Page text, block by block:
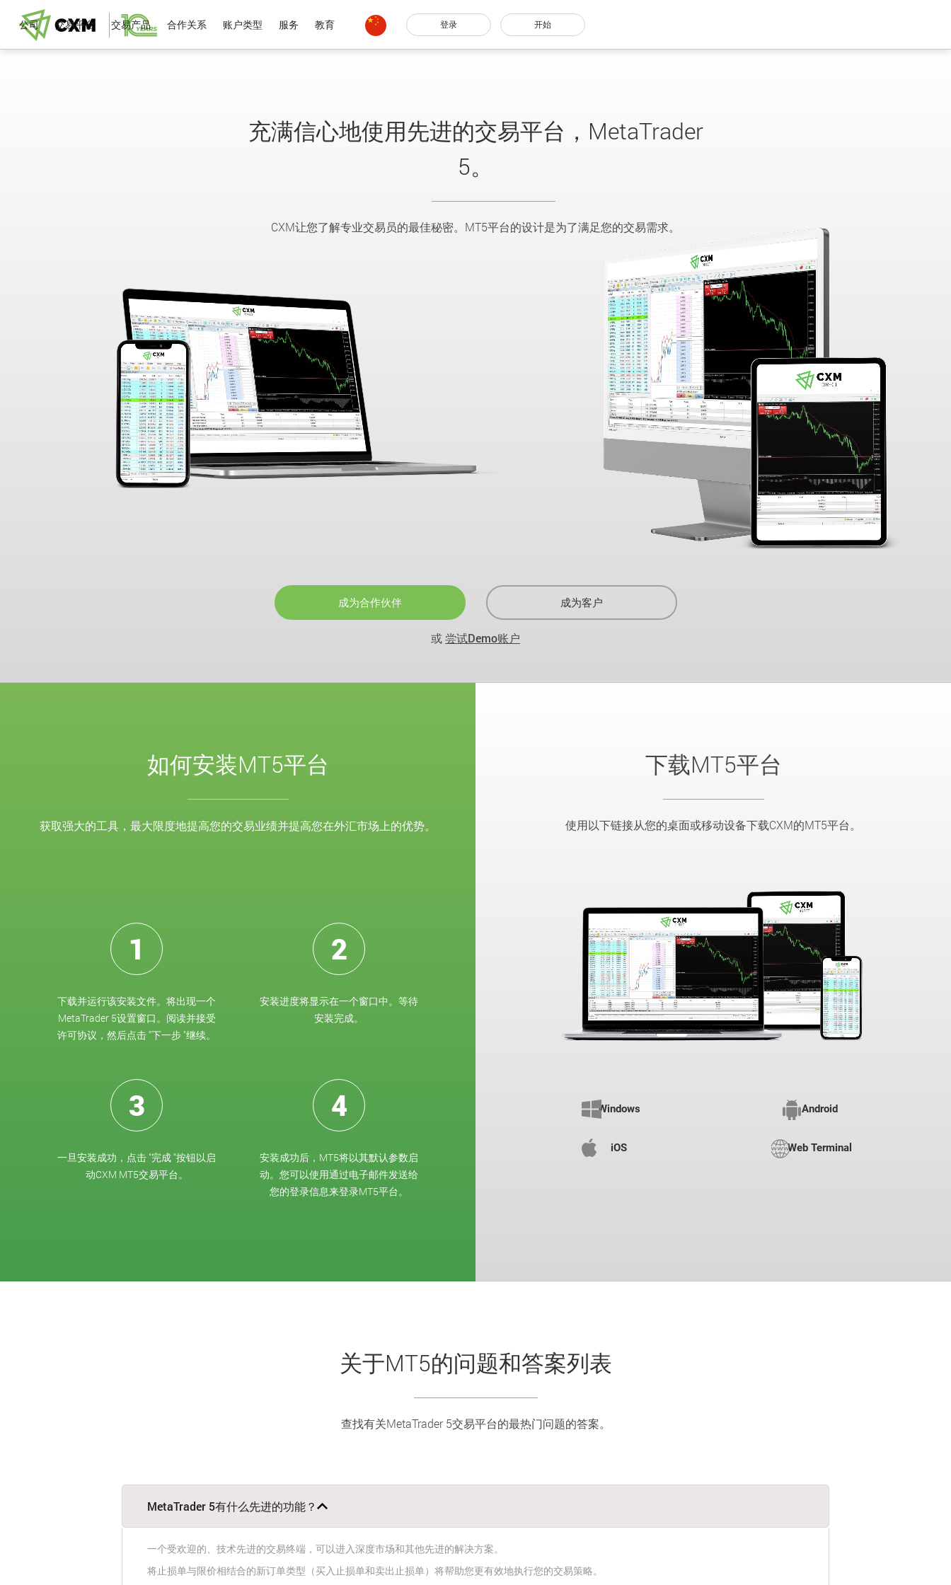
公司 交易平台 交易产品 合作关系 账户类型 服务 教育 登录 开始
充满信心地使用先进的交易平台，MetaTrader
5。
CXM让您了解专业交易员的最佳秘密。MT5平台的设计是为了满足您的交易需求。
成为合作伙伴 成为客户
或尝试Demo账户
如何安装MT5平台
获取强大的工具，最大限度地提高您的交易业绩并提高您在外汇市场上的优势。
1
下载并运行该安装文件。将出现一个
MetaTrader 5设置窗口。阅读并接受
许可协议，然后点击 "下一步 "继续。
2
安装进度将显示在一个窗口中。等待
安装完成。
3
一旦安装成功，点击 "完成 "按钮以启
动CXM MT5交易平台。
4
安装成功后，MT5将以其默认参数启
动。您可以使用通过电子邮件发送给
您的登录信息来登录MT5平台。
下载MT5平台
使用以下链接从您的桌面或移动设备下载CXM的MT5平台。
Windows Android
iOS Web Terminal
关于MT5的问题和答案列表
查找有关MetaTrader 5交易平台的最热门问题的答案。
MetaTrader 5有什么先进的功能？
一个受欢迎的、技术先进的交易终端，可以进入深度市场和其他先进的解决方案。
将止损单与限价相结合的新订单类型（买入止损单和卖出止损单）将帮助您更有效地执行您的交易策略。